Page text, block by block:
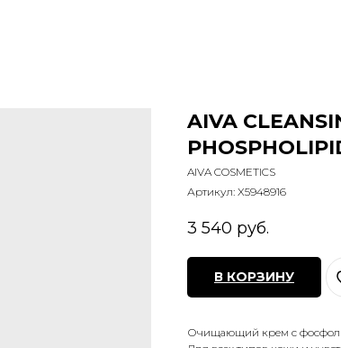
AIVA
AIVA COSMETICS
Артикул: X5948916
3 540 руб.
В КОРЗИНУ
Очищающий крем с